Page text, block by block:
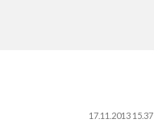
17.11.2013 15.37